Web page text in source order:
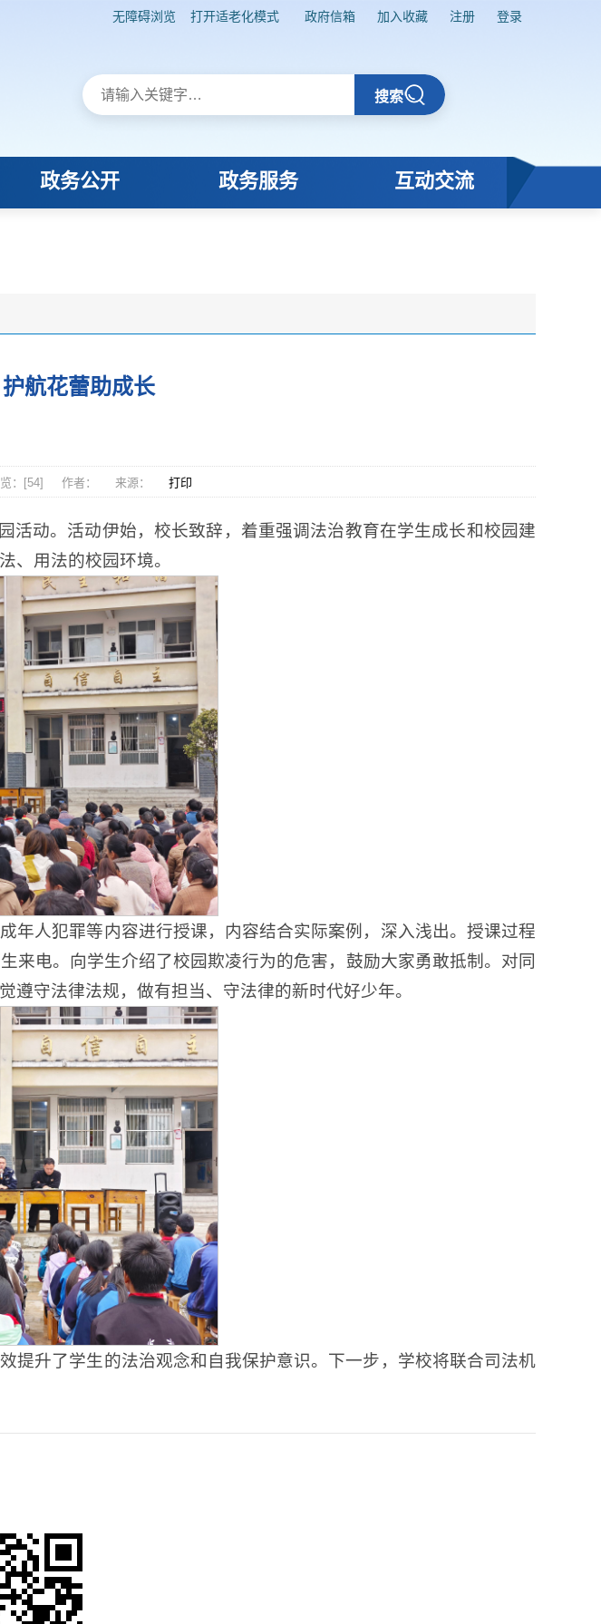
无障碍浏览 打开适老化模式 政府信箱 加入收藏 注册 登录
搜索
政务公开 政务服务 互动交流
航花蕾助成长
：[54] 作者： 来源： 打印
动。活动伊始，校长致辞，着重强调法治教育在学生成长和校园建
、用法的校园环境。
年人犯罪等内容进行授课，内容结合实际案例，深入浅出。授课过程
来电。向学生介绍了校园欺凌行为的危害，鼓励大家勇敢抵制。对同
守法律法规，做有担当、守法律的新时代好少年。
提升了学生的法治观念和自我保护意识。下一步，学校将联合司法机